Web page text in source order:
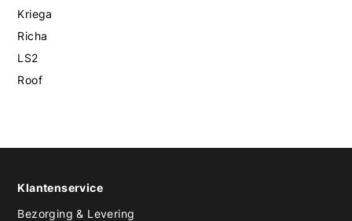
Kriega
Richa
LS2
Roof
Klantenservice
Bezorging & Levering